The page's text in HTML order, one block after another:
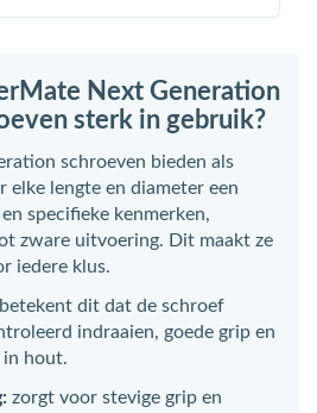
Next Generation
sterk in gebruik?
schroeven bieden als
elke lengte en diameter een
specifieke kenmerken,
zware uitvoering. Dit maakt ze
iedere klus.
dit dat de schroef
indraaien, goede grip en
in hout.
zorgt voor stevige grip en